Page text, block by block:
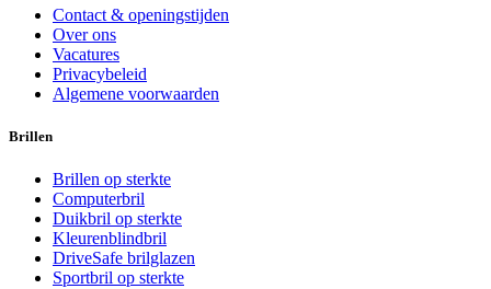
Contact & openingstijden
Over ons
Vacatures
Privacybeleid
Algemene voorwaarden
Brillen
Brillen op sterkte
Computerbril
Duikbril op sterkte
Kleurenblindbril
DriveSafe brilglazen
Sportbril op sterkte